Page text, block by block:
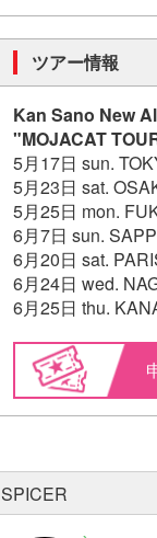
ツアー情報
Kan Sano New
"MOJACAT
5月17日 sun.
5月23日 sat.
5月25日 mon.
6月7日 sun.
6月20日 sat.
6月24日 wed.
6月25日 thu.
SPICER